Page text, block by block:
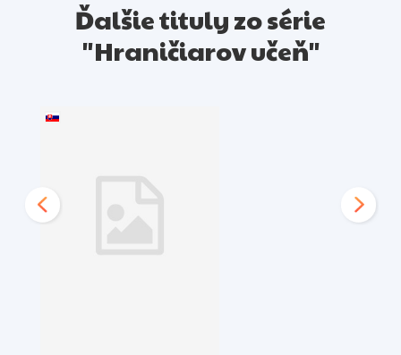
Ďalšie tituly zo série
"Hraničiarov učeň"